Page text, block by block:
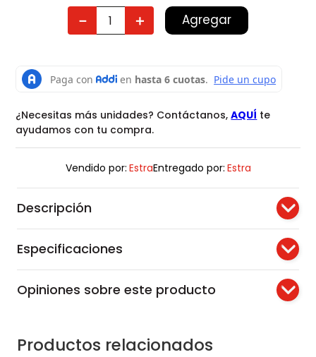
＋
－ Agregar
¿Necesitas más unidades? Contáctanos,AQUÍ te
ayudamos con tu compra.
Vendido por: EstraEntregado por: Estra
Descripción
Especificaciones
Opiniones sobre este producto
Productos relacionados